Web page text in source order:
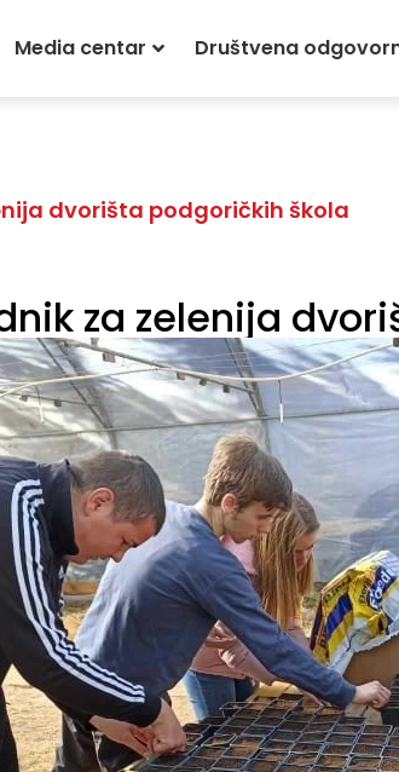
Media centar Društvena
dvorišta podgoričkih škola
za zelenija